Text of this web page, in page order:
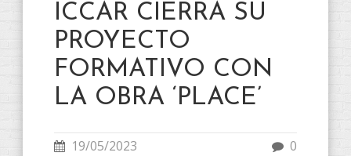
ICCAR CIERRA SU
PROYECTO
FORMATIVO CON
LA OBRA ‘PLACE’
19/05/2023 0